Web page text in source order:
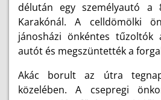
délután egy személyautó a
Karakónál. A celldömölki
jánosházi önkéntes tűzoltók
autót és megszüntették a
Akác borult az útra
közelében. A csepregi